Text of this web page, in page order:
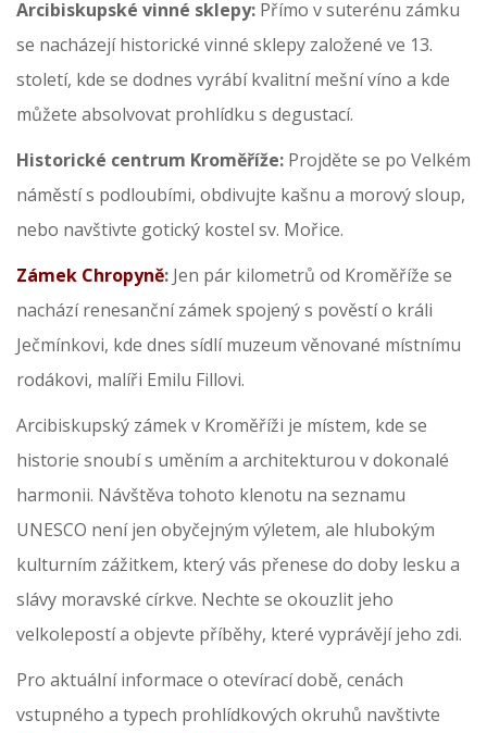
Arcibiskupské vinné sklepy: Přímo v suterénu zámku
se nacházejí historické vinné sklepy založené ve 13.
století, kde se dodnes vyrábí kvalitní mešní víno a kde
můžete absolvovat prohlídku s degustací.
Historické centrum Kroměříže: Projděte se po Velkém
náměstí s podloubími, obdivujte kašnu a morový sloup,
nebo navštivte gotický kostel sv. Mořice.
Zámek Chropyně: Jen pár kilometrů od Kroměříže se
nachází renesanční zámek spojený s pověstí o králi
Ječmínkovi, kde dnes sídlí muzeum věnované místnímu
rodákovi, malíři Emilu Fillovi.
Arcibiskupský zámek v Kroměříži je místem, kde se
historie snoubí s uměním a architekturou v dokonalé
harmonii. Návštěva tohoto klenotu na seznamu
UNESCO není jen obyčejným výletem, ale hlubokým
kulturním zážitkem, který vás přenese do doby lesku a
slávy moravské církve. Nechte se okouzlit jeho
velkolepostí a objevte příběhy, které vyprávějí jeho zdi.
Pro aktuální informace o otevírací době, cenách
vstupného a typech prohlídkových okruhů navštivte